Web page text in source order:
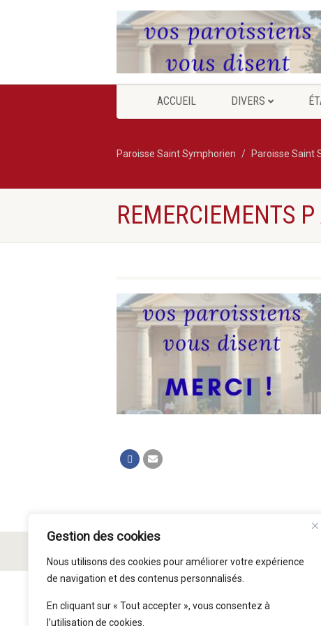
Gestion des cookies
Nous utilisons des cookies pour améliorer votre expérience
de navigation et des contenus personnalisés.
En cliquant sur « Tout accepter », vous consentez à
l’utilisation de cookies.
ACCUEIL DIVERS
Paroisse Saint Symphorien Paroisse Saint
REMERCIEMENTS